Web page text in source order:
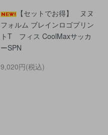
【セットでお得】 ヌヌ
フォルム ブレインロゴプリン
トT フィス CoolMaxサッカ
ーSPN
9,020円(税込)